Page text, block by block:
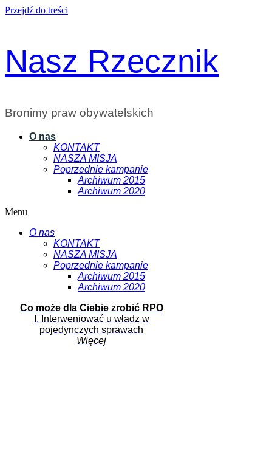
Przejdź do treści
Nasz Rzecznik
Bronimy praw obywatelskich
O nas
KONTAKT
NASZA MISJA
Poprzednie kampanie
Archiwum 2015
Archiwum 2020
Menu
O nas
KONTAKT
NASZA MISJA
Poprzednie kampanie
Archiwum 2015
Archiwum 2020
Co może dla Ciebie zrobić RPO
I. Interweniować u władz w
pojedynczych sprawach
Więcej